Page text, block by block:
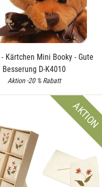
- Kärtchen Mini Booky - Gute
Besserung D-K4010
Aktion -20 % Rabatt
AKTION